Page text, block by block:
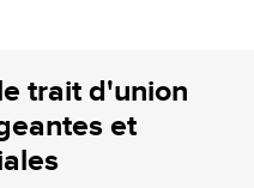
trait d'union
et